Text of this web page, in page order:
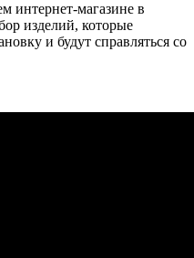
интернет-магазине в
изделий, которые
и будут справляться со